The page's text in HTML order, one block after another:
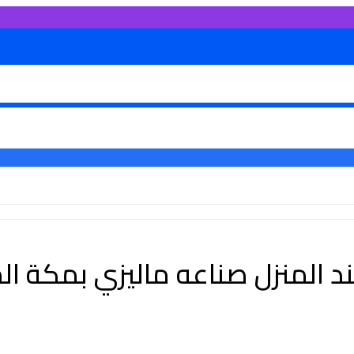
المنزل صناعه ماليزي